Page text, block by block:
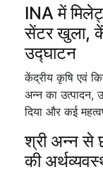
INA में
सेंटर खुला,
उद्घाटन
केंद्रीय कृषि एवं
अन्न का उत्पादन,
दिया और कई
श्री अन्न से
की